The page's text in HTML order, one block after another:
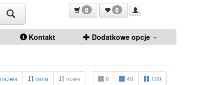
0 0
Kontakt Dodatkowe opcje
nazwa cena nowe 8 40 120